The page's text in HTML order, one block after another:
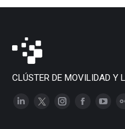
CLÚSTER DE MOVILIDAD Y
Linkedin
X
Instagram